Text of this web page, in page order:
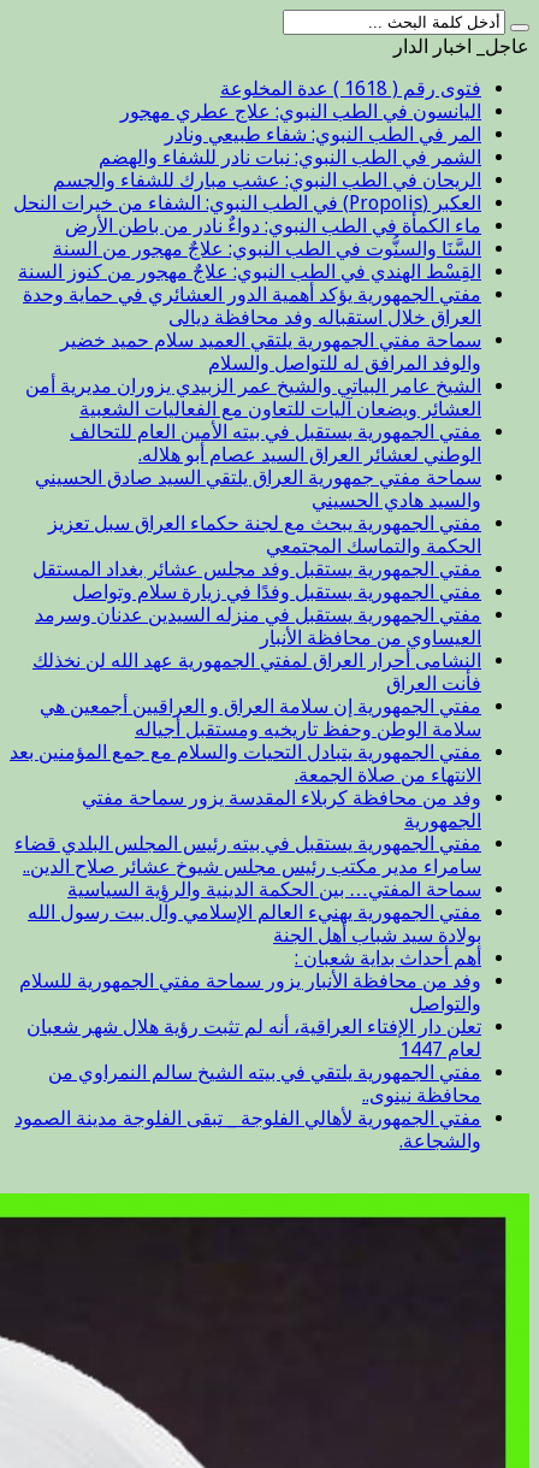
عاجل_ اخبار الدار
فتوى رقم ( 1618 ) عدة المخلوعة
اليانسون في الطب النبوي: علاج عطري مهجور
المر في الطب النبوي: شفاء طبيعي ونادر
الشمر في الطب النبوي: نبات نادر للشفاء والهضم
الريحان في الطب النبوي: عشب مبارك للشفاء والجسم
العكبر (Propolis) في الطب النبوي: الشفاء من خيرات النحل
ماء الكمأة في الطب النبوي: دواءٌ نادر من باطن الأرض
السَّنَا والسنُّوت في الطب النبوي: علاجٌ مهجور من السنة
القِسْط الهندي في الطب النبوي: علاجٌ مهجور من كنوز السنة
مفتي الجمهورية يؤكد أهمية الدور العشائري في حماية وحدة
العراق خلال استقباله وفد محافظة ديالى
سماحة مفتي الجمهورية يلتقي العميد سلام حميد خضير
والوفد المرافق له للتواصل والسلام
الشيخ عامر البياتي والشيخ عمر الزبيدي يزوران مديرية أمن
العشائر ويضعان آليات للتعاون مع الفعاليات الشعبية
مفتي الجمهورية يستقبل في بيته الأمين العام للتحالف
الوطني لعشائر العراق السيد عصام أبو هلاله.
سماحة مفتي جمهورية العراق يلتقي السيد صادق الحسيني
والسيد هادي الحسيني
مفتي الجمهورية يبحث مع لجنة حكماء العراق سبل تعزيز
الحكمة والتماسك المجتمعي
مفتي الجمهورية يستقبل وفد مجلس عشائر بغداد المستقل
مفتي الجمهورية يستقبل وفدًا في زيارة سلام وتواصل
مفتي الجمهورية يستقبل في منزله السيدين عدنان وسرمد
العيساوي من محافظة الأنبار
النشامى أحرار العراق لمفتي الجمهورية عهد الله لن نخذلك
فأنت العراق
مفتي الجمهورية إن سلامة العراق و العراقيين أجمعين هي
سلامة الوطن وحفظ تاريخيه ومستقبل أجياله
مفتي الجمهورية يتبادل التحيات والسلام مع جمع المؤمنين بعد
الانتهاء من صلاة الجمعة.
وفد من محافظة كربلاء المقدسة يزور سماحة مفتي
الجمهورية
مفتي الجمهورية يستقبل في بيته رئيس المجلس البلدي قضاء
سامراء مدير مكتب رئيس مجلس شيوخ عشائر صلاح الدين..
سماحة المفتي… بين الحكمة الدينية والرؤية السياسية
مفتي الجمهورية يهنيء العالم الإسلامي وآل بيت رسول الله
بولادة سيد شباب أهل الجنة
أهم أحداث بداية شعبان :
وفد من محافظة الأنبار يزور سماحة مفتي الجمهورية للسلام
والتواصل
تعلن دار الإفتاء العراقية، أنه لم تثبت رؤية هلال شهر شعبان
لعام 1447
مفتي الجمهورية يلتقي في بيته الشيخ سالم النمراوي من
محافظة نينوى..
مفتي الجمهورية لأهالي الفلوجة _ تبقى الفلوجة مدينة الصمود
والشجاعة.